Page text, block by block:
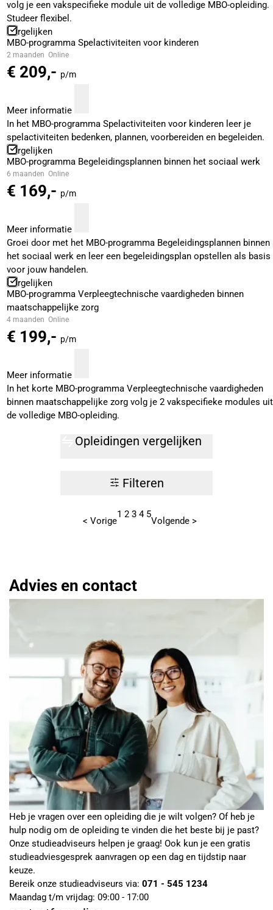
volg je een vakspecifieke module uit de volledige MBO-opleiding.
Studeer flexibel.
Vergelijken
MBO-programma Spelactiviteiten voor kinderen
2 maanden Online
€ 209,- p/m
Meer informatie
In het MBO-programma Spelactiviteiten voor kinderen leer je
spelactiviteiten bedenken, plannen, voorbereiden en begeleiden.
Vergelijken
MBO-programma Begeleidingsplannen binnen het sociaal werk
6 maanden Online
€ 169,- p/m
Meer informatie
Groei door met het MBO-programma Begeleidingsplannen binnen
het sociaal werk en leer een begeleidingsplan opstellen als basis
voor jouw handelen.
Vergelijken
MBO-programma Verpleegtechnische vaardigheden binnen
maatschappelijke zorg
4 maanden Online
€ 199,- p/m
Meer informatie
In het korte MBO-programma Verpleegtechnische vaardigheden
binnen maatschappelijke zorg volg je 2 vakspecifieke modules uit
de volledige MBO-opleiding.
Opleidingen vergelijken
Filteren
< Vorige
1 2 3 4 5
Volgende >
Advies en contact
Heb je vragen over een opleiding die je wilt volgen? Of heb je
hulp nodig om de opleiding te vinden die het beste bij je past?
Onze studieadviseurs helpen je graag! Ook kun je een gratis
studieadviesgesprek aanvragen op een dag en tijdstip naar
keuze.
Bereik onze studieadviseurs via: 071 - 545 1234
Maandag t/m vrijdag: 09:00 - 17:00